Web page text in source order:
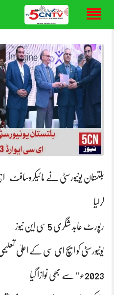
content
کرلیا
رپورٹ عابد شگری 5 سی این نیوز
یونیورسٹی کو ایچ ای سی کے اعلیٰ
2023ء“ سے بھی نوازا گیا